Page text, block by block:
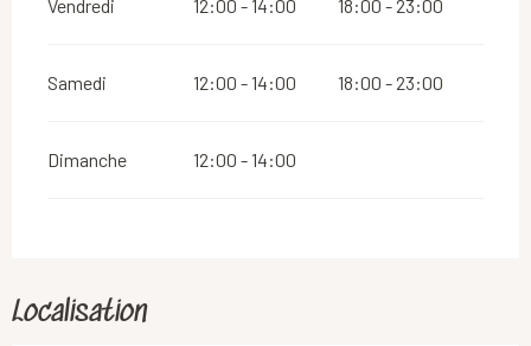
Vendredi 12:00 - 14:00 18:00 - 23:00
Samedi 12:00 - 14:00 18:00 - 23:00
Dimanche 12:00 - 14:00
Localisation